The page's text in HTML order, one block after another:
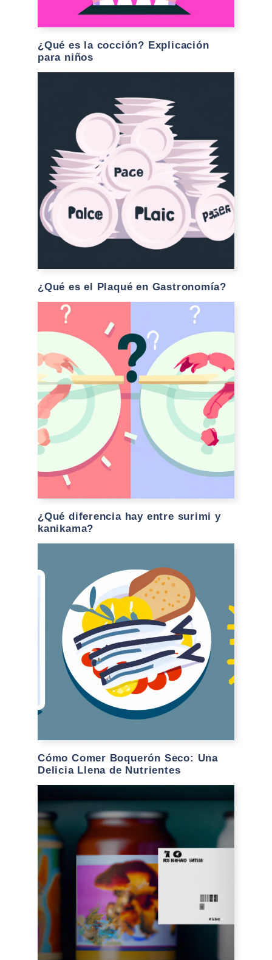
¿Qué es la cocción? Explicación
para niños
¿Qué es el Plaqué en Gastronomía?
¿Qué diferencia hay entre surimi y
kanikama?
Cómo Comer Boquerón Seco: Una
Delicia Llena de Nutrientes